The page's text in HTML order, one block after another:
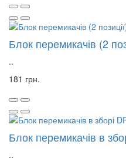
Блок перемикачів (2
..
181 грн.
Блок перемикачів в
..